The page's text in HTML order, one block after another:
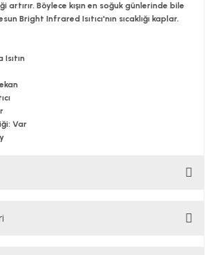
artırır. Böylece kışın en soğuk günlerinde bile
Bright Infrared Isıtıcı'nın sıcaklığı kaplar.
Isıtın
Var